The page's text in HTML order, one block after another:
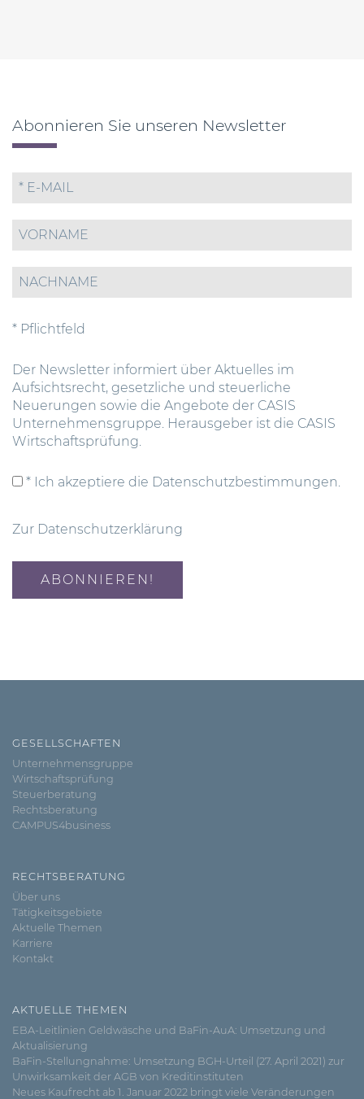
Abonnieren Sie unseren Newsletter
* Pflichtfeld
Der Newsletter informiert über Aktuelles im
Aufsichtsrecht, gesetzliche und steuerliche
Neuerungen sowie die Angebote der CASIS
Unternehmensgruppe. Herausgeber ist die CASIS
Wirtschaftsprüfung.
* Ich akzeptiere die Datenschutzbestimmungen.
Zur Datenschutzerklärung
GESELLSCHAFTEN
Unternehmensgruppe
Wirtschaftsprüfung
Steuerberatung
Rechtsberatung
CAMPUS4business
RECHTSBERATUNG
Über uns
Tätigkeitsgebiete
Aktuelle Themen
Karriere
Kontakt
AKTUELLE THEMEN
EBA-Leitlinien Geldwäsche und BaFin-AuA: Umsetzung und
Aktualisierung
BaFin-Stellungnahme: Umsetzung BGH-Urteil (27. April 2021) zur
Unwirksamkeit der AGB von Kreditinstituten
Neues Kaufrecht ab 1. Januar 2022 bringt viele Veränderungen